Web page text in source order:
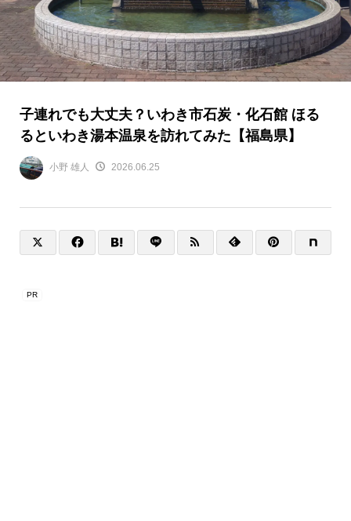
子連れでも大丈夫？いわき市石炭・化石館 ほる
るといわき湯本温泉を訪れてみた【福島県】
小野 雄人 2026.06.25